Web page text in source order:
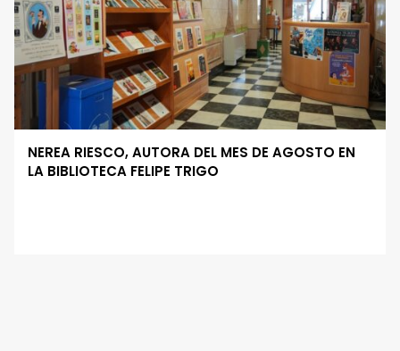
NEREA RIESCO, AUTORA DEL MES DE AGOSTO EN
LA BIBLIOTECA FELIPE TRIGO